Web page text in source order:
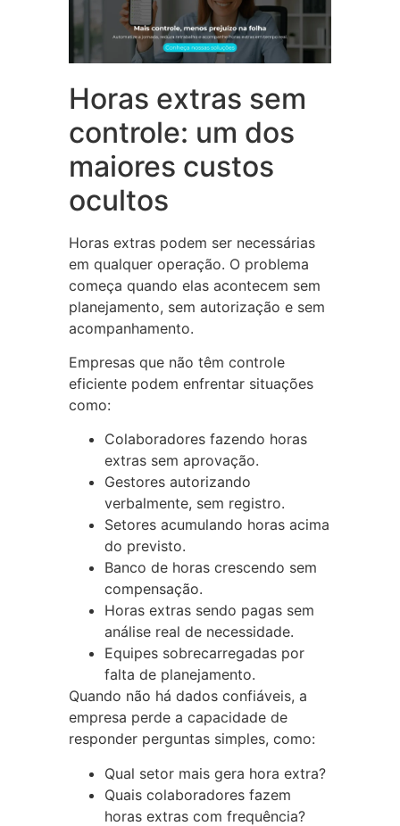
Horas extras sem
controle: um dos
maiores custos
ocultos
Horas extras podem ser necessárias
em qualquer operação. O problema
começa quando elas acontecem sem
planejamento, sem autorização e sem
acompanhamento.
Empresas que não têm controle
eficiente podem enfrentar situações
como:
Colaboradores fazendo horas
extras sem aprovação.
Gestores autorizando
verbalmente, sem registro.
Setores acumulando horas acima
do previsto.
Banco de horas crescendo sem
compensação.
Horas extras sendo pagas sem
análise real de necessidade.
Equipes sobrecarregadas por
falta de planejamento.
Quando não há dados confiáveis, a
empresa perde a capacidade de
responder perguntas simples, como:
Qual setor mais gera hora extra?
Quais colaboradores fazem
horas extras com frequência?